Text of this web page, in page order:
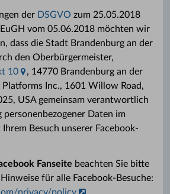
der DSGVO zum 25.05.2018
vom 05.06.2018 möchten wir
dass die Stadt Brandenburg an der
den Oberbürgermeister,
10
, 14770 Brandenburg an der
Platforms Inc., 1601 Willow Road,
USA gemeinsam verantwortlich
Daten im
Besuch unserer Facebook-
Fanseite beachten Sie bitte
für alle Facebook-Besuche: